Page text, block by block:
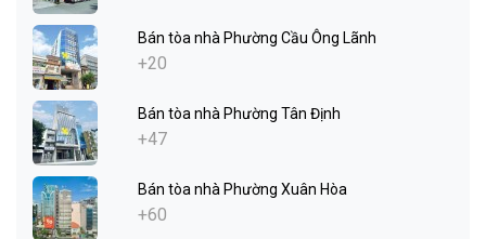
Bán tòa nhà Phường Cầu Ông Lãnh
+20
Bán tòa nhà Phường Tân Định
+47
Bán tòa nhà Phường Xuân Hòa
+60